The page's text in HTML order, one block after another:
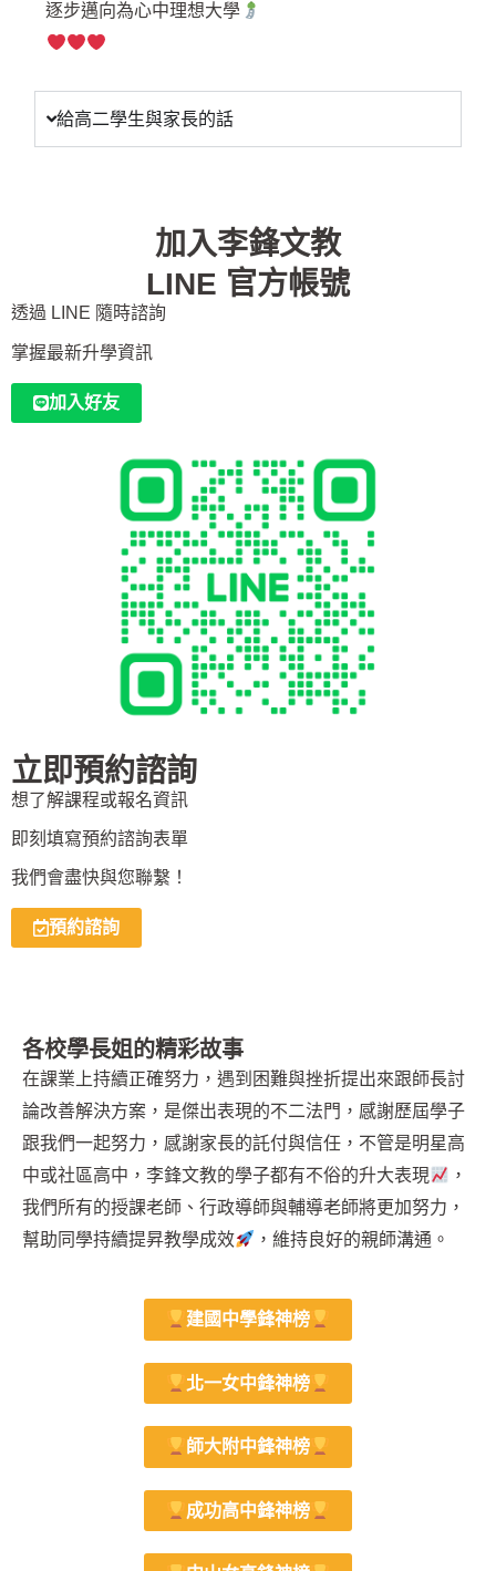
逐步邁向為心中理想大學
給高二學生與家長的話
加入李鋒文教
LINE 官方帳號
透過 LINE 隨時諮詢
掌握最新升學資訊
加入好友
立即預約諮詢
想了解課程或報名資訊
即刻填寫預約諮詢表單
我們會盡快與您聯繫！
預約諮詢
各校學長姐的精彩故事
在課業上持續正確努力，遇到困難與挫折提出來跟師長討
論改善解決方案，是傑出表現的不二法門，感謝歷屆學子
跟我們一起努力，感謝家長的託付與信任，不管是明星高
中或社區高中，李鋒文教的學子都有不俗的升大表現
，
我們所有的授課老師、行政導師與輔導老師將更加努力，
幫助同學持續提昇教學成效
，維持良好的親師溝通。
建國中學鋒神榜
北一女中鋒神榜
師大附中鋒神榜
成功高中鋒神榜